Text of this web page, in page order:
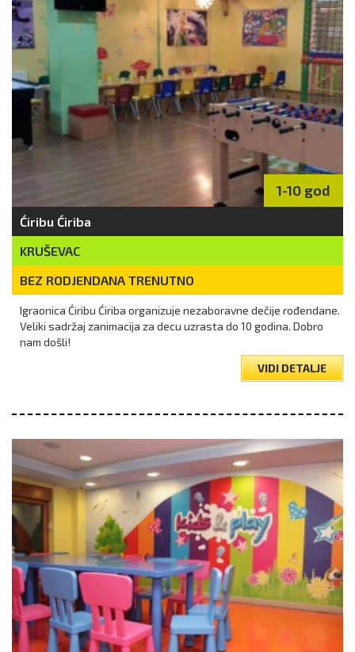
1-10 god
Ćiribu Ćiriba
KRUŠEVAC
BEZ RODJENDANA TRENUTNO
Igraonica Ćiribu Ćiriba organizuje nezaboravne dečije rođendane.
Veliki sadržaj zanimacija za decu uzrasta do 10 godina. Dobro
nam došli!
VIDI DETALJE